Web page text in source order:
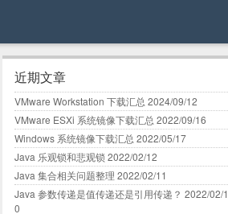
近期文章
VMware Workstation 下载汇总 2024/09/12
VMware ESXi 系统镜像下载汇总 2022/09/16
Windows 系统镜像下载汇总 2022/05/17
Java 乐观锁和悲观锁 2022/02/12
Java 集合相关问题整理 2022/02/11
Java 参数传递是值传递还是引用传递？ 2022/02/1
0